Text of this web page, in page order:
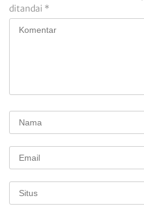
ditandai *